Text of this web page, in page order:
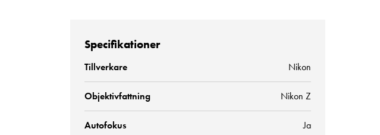
Specifikationer
Tillverkare Nikon
Objektivfattning Nikon Z
Autofokus Ja